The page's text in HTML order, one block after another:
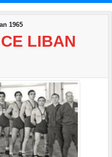
1965
LIBAN